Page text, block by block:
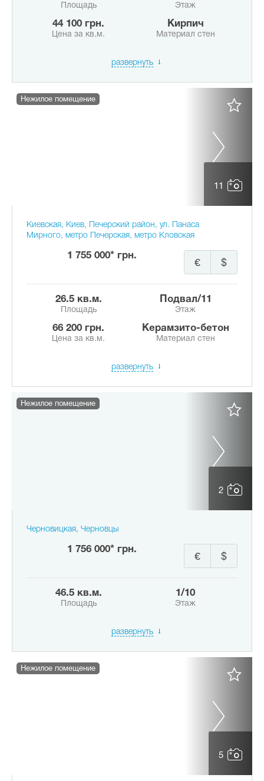
Площадь Этаж
44 100 грн.
Цена за кв.м.
Кирпич
Материал стен
развернуть
11
Нежилое помещение
Киевская, Киев, Печерский район, ул. Панаса
Мирного, метро Печерская, метро Кловская
1 755 000* грн.
$
€
26.5 кв.м.
Площадь
подвал/11
Этаж
66 200 грн.
Цена за кв.м.
Керамзито-бетон
Материал стен
развернуть
2
Нежилое помещение
Черновицкая, Черновцы
1 756 000* грн.
$
€
46.5 кв.м.
Площадь
1/10
Этаж
развернуть
5
Нежилое помещение